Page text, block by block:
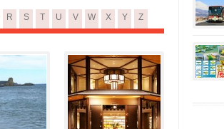
R S T U V W X Y Z